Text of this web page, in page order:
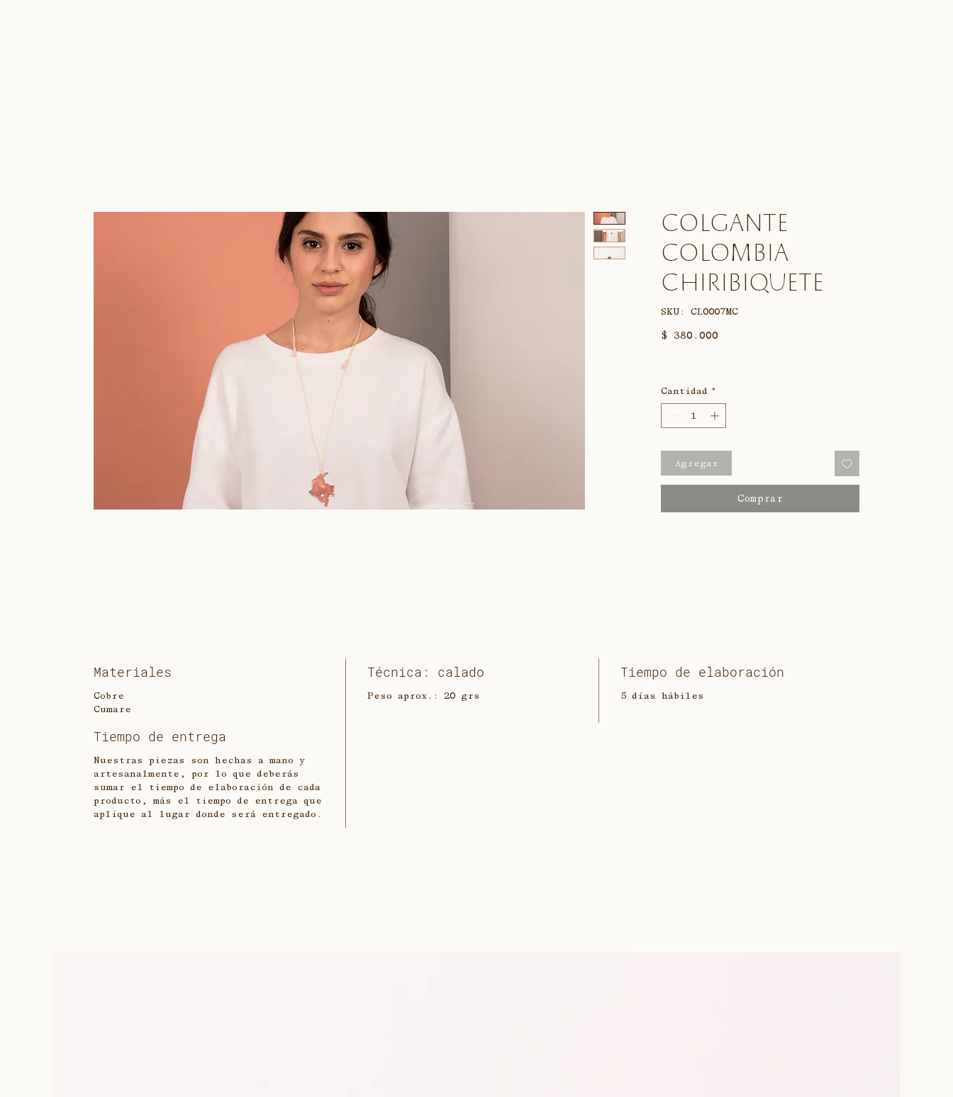
Colgante
Colombia
Chiribiquete
SKU: CL0007MC
$ 380.000
Cantidad *
Agregar
Comprar
Materiales
Cobre
Cumare
Técnica: calado
Peso aprox.: 20 grs
Tiempo de elaboración
5 días hábiles
Tiempo de entrega
Nuestras piezas son hechas a mano y
artesanalmente, por lo que deberás
sumar el tiempo de elaboración de cada
producto, más el tiempo de entrega que
aplique al lugar donde será entregado.